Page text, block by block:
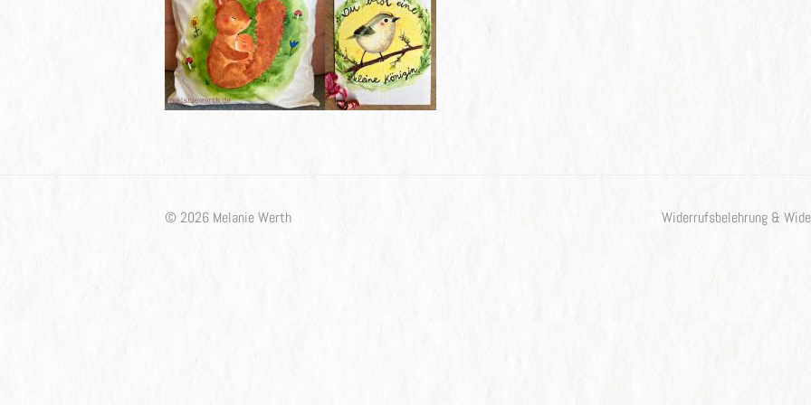
© 2026 Melanie Werth Widerrufsbelehrung &